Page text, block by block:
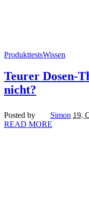
ProdukttestsWissen
Teurer Dosen-
nicht?
Posted by Simon 19.
READ MORE